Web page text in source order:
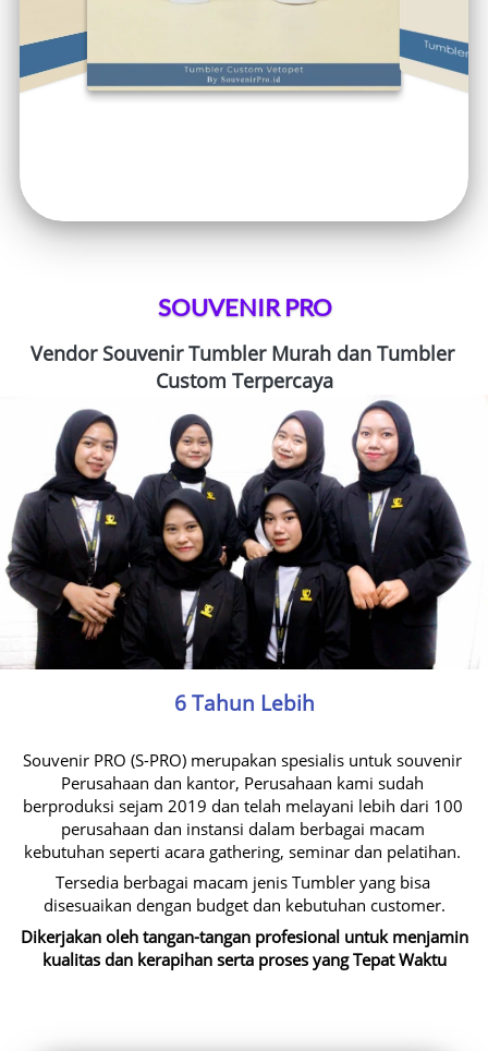
SOUVENIR PRO
Vendor Souvenir Tumbler Murah dan Tumbler
Custom Terpercaya
6 Tahun Lebih
Souvenir PRO (S-PRO) merupakan spesialis untuk souvenir
Perusahaan dan kantor, Perusahaan kami sudah
berproduksi sejam 2019 dan telah melayani lebih dari 100
perusahaan dan instansi dalam berbagai macam
kebutuhan seperti acara gathering, seminar dan pelatihan.
Tersedia berbagai macam jenis Tumbler yang bisa
disesuaikan dengan budget dan kebutuhan customer.
Dikerjakan oleh tangan-tangan profesional untuk menjamin
kualitas dan kerapihan serta proses yang Tepat Waktu